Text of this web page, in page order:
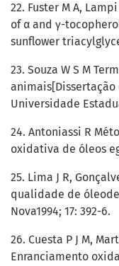
22. Fuster M A,
of α and γ-
sunflower
23. Souza W S M
animais[Dissertação
Universidade
24. Antoniassi R
oxidativa de óleos
25. Lima J R,
qualidade de
Nova1994; 17: 392-6.
26. Cuesta P J M,
Enranciamento